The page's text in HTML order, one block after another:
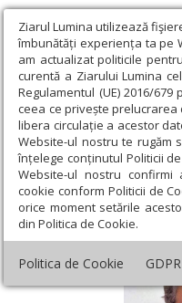
Ziarul Lumina utilizează
îmbunătăți experiența ta pe
am actualizat politicile
curentă a Ziarului Lumina
Regulamentul (UE) 2016/
ceea ce privește
libera circulație a acestor
Website-ul nostru te rugăm
înțelege conținutul Politicii
Website-ul nostru
cookie conform Politicii de
orice moment setările
din Politica de Cookie.
Politica de Cookie GDPR
Ziarul Lumina › Opinii ›
Înviere
Deșteptarea din